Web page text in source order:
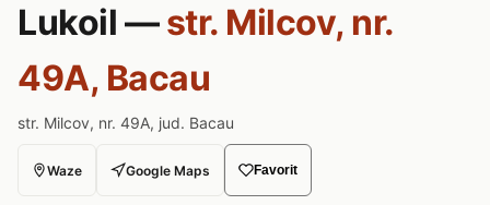
Lukoil —str. Milcov, nr.
49A, Bacau
str. Milcov, nr. 49A, jud. Bacau
Waze Google Maps Favorit